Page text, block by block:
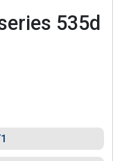
535d